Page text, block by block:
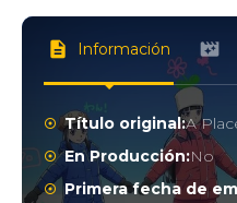
Información
Título original:A
En Producción:No
Primera fecha de